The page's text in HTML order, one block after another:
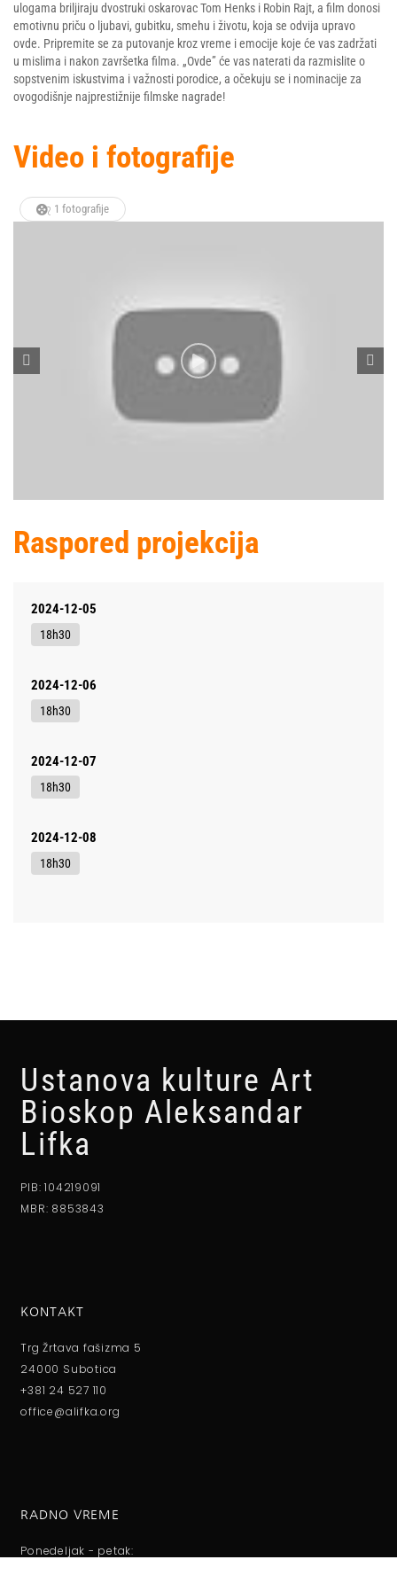
ulogama briljiraju dvostruki oskarovac Tom Henks i Robin Rajt, a film donosi
emotivnu priču o ljubavi, gubitku, smehu i životu, koja se odvija upravo
ovde. Pripremite se za putovanje kroz vreme i emocije koje će vas zadržati
u mislima i nakon završetka filma. „Ovde” će vas naterati da razmislite o
sopstvenim iskustvima i važnosti porodice, a očekuju se i nominacije za
ovogodišnje najprestižnije filmske nagrade!
Video i fotografije
1 fotografije
Raspored projekcija
2024-12-05
18h30
2024-12-06
18h30
2024-12-07
18h30
2024-12-08
18h30
Ustanova kulture Art
Bioskop Aleksandar
Lifka
PIB: 104219091
MBR: 8853843
KONTAKT
Trg Žrtava fašizma 5
24000 Subotica
+381 24 527 110
office@alifka.org
RADNO VREME
Ponedeljak - petak: